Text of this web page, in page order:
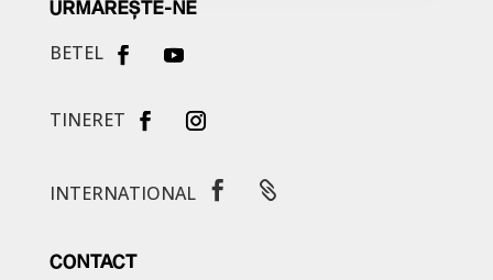
URMĂREȘTE-NE
BETEL
TINERET
INTERNATIONAL  
CONTACT